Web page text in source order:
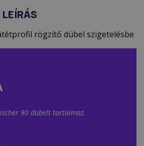
rögzítő dübel szigetelésbe
90 dübelt tartalmaz.